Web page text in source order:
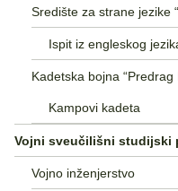
Središte za strane jezike
Ispit iz engleskog
Kadetska bojna “Predrag
Kampovi kadeta
Vojni sveučilišni studijski
Vojno inženjerstvo